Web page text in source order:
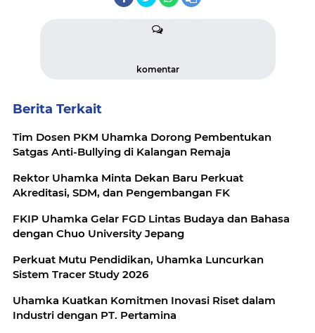
komentar
Berita Terkait
Tim Dosen PKM Uhamka Dorong Pembentukan
Satgas Anti-Bullying di Kalangan Remaja
Rektor Uhamka Minta Dekan Baru Perkuat
Akreditasi, SDM, dan Pengembangan FK
FKIP Uhamka Gelar FGD Lintas Budaya dan Bahasa
dengan Chuo University Jepang
Perkuat Mutu Pendidikan, Uhamka Luncurkan
Sistem Tracer Study 2026
Uhamka Kuatkan Komitmen Inovasi Riset dalam
Industri dengan PT. Pertamina